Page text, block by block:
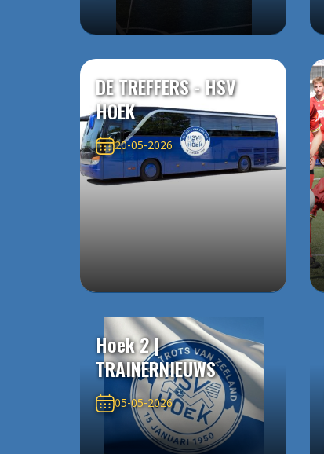
DE TREFFERS - HSV
HOEK
20-05-2026
Hoek 2 |
TRAINERNIEUWS
05-05-2026